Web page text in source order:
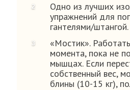
Одно из лучших
упражнений для
гантелями/штангой.
«Мостик».
момента, пока не
мышцах. Если
собственный вес,
блины (10-15 кг),